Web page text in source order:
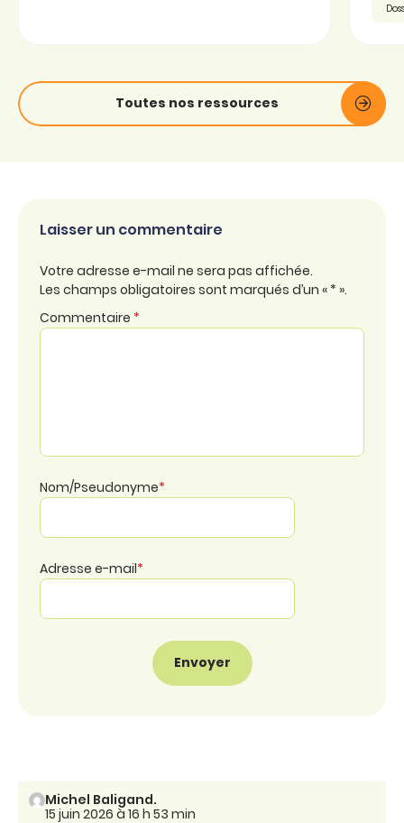
Toutes nos ressources
Laisser un commentaire
Votre adresse e-mail ne sera pas affichée.
Les champs obligatoires sont marqués d’un « * ».
Commentaire *
Nom/Pseudonyme*
Adresse e-mail*
Michel Baligand.
15 juin 2026 à 16 h 53 min